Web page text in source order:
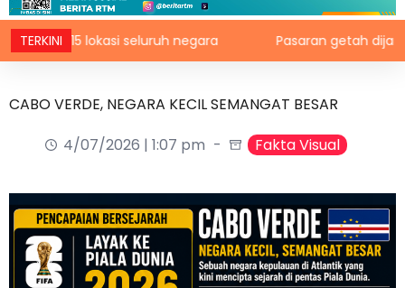
TERKINI
di 15 lokasi seluruh negara Pasaran getah dijangka
CABO VERDE, NEGARA KECIL SEMANGAT BESAR
4/07/2026 | 1:07 pm
Fakta Visual